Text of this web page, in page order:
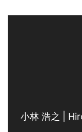
小林 浩之 |